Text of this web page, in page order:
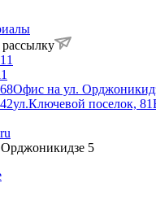
Офис на ул.
ул.Ключевой поселок,
5